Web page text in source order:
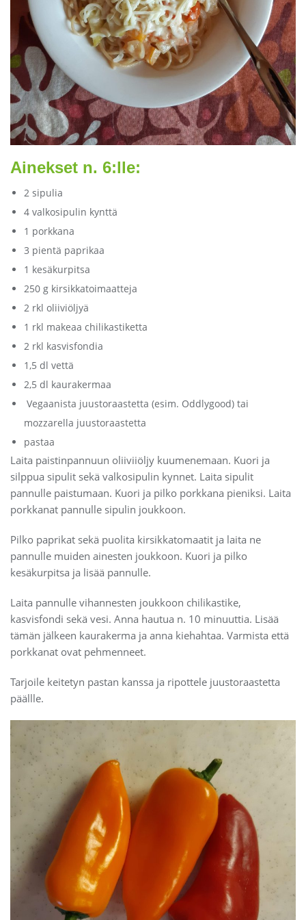
Ainekset n. 6:lle:
2 sipulia
4 valkosipulin kynttä
1 porkkana
3 pientä paprikaa
1 kesäkurpitsa
250 g kirsikkatoimaatteja
2 rkl oliiviöljyä
1 rkl makeaa chilikastiketta
2 rkl kasvisfondia
1,5 dl vettä
2,5 dl kaurakermaa
Vegaanista juustoraastetta (esim. Oddlygood) tai
mozzarella juustoraastetta
pastaa
Laita paistinpannuun oliiviiöljy kuumenemaan. Kuori ja
silppua sipulit sekä valkosipulin kynnet. Laita sipulit
pannulle paistumaan. Kuori ja pilko porkkana pieniksi. Laita
porkkanat pannulle sipulin joukkoon.
Pilko paprikat sekä puolita kirsikkatomaatit ja laita ne
pannulle muiden ainesten joukkoon. Kuori ja pilko
kesäkurpitsa ja lisää pannulle.
Laita pannulle vihannesten joukkoon chilikastike,
kasvisfondi sekä vesi. Anna hautua n. 10 minuuttia. Lisää
tämän jälkeen kaurakerma ja anna kiehahtaa. Varmista että
porkkanat ovat pehmenneet.
Tarjoile keitetyn pastan kanssa ja ripottele juustoraastetta
päällle.